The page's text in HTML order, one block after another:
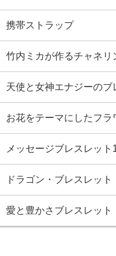
携帯ストラップ
竹内ミカが作るチャネリ
天使と女神エナジーのブ
お花をテーマにしたフラ
メッセージブレスレット
ドラゴン・ブレスレット
愛と豊かさブレスレット